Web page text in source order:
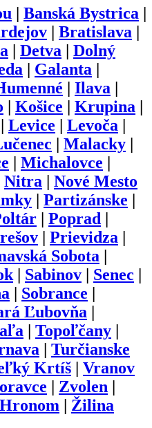
Banská Bystrica
Bratislava
Detva
Dolný
Galanta
Ilava
Košice Krupina
Levice Levoča
Malacky
Michalovce
Nitra
Nové Mesto
Partizánske
Poprad
Prievidza
Sobota
| Sabinov Senec
Sobrance
Ľubovňa
Topoľčany
Turčianske
Krtíš
Vranov
Zvolen
Žilina